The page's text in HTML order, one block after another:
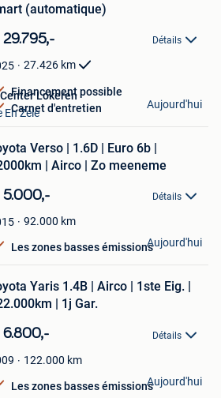
(automatique)
Détails
27.426 km
Financement possible
Carnet d'entretien
Lokeren
En Zele
Aujourd'hui
Verso | 1.6D | Euro 6b |
| Airco | Zo meeneme
Détails
92.000 km
Les zones basses émissionsAujourd'hui
Yaris 1.4B | Airco | 1ste Eig. |
| 1j Gar.
Détails
122.000 km
Les zones basses émissionsAujourd'hui